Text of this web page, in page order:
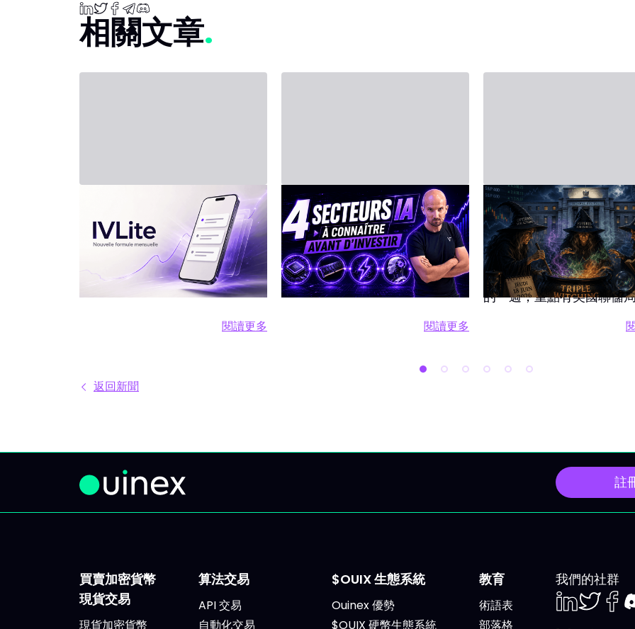
相關文章
新方案：IVLite
IVLite：IVT 精華推播通知，每月
僅需 29 歐元 簡明的投資方案、
行情簡報和回顧，直接傳送到你
的手機和電腦，無其他額外內
多。每天市場上有太多分析、互
看」，最後只能被動應對市場，
案，每月 29 歐元，只給你最重
要的內容：IVT 精華推播。 IVLite
究竟是什麼？ IVLite 就是獲得
IVT 推播通知的權限。純粹內
撰寫的清晰操作計畫、短中期簡
報與市場回顧。你打開資訊、閱
讀後，立即知道該注意什麼、關
閱讀更多閱讀更多 新方案：IVLite
2026年7月20日 - Third Party
投資人工智慧（AI）：
四大支柱
人工智慧是2026年市場的核心引
擎。但「一籃子買AI」這件事沒
什麼意義，在FOMO情緒下追高
往往很危險。 本文給你一個簡明
每根支柱三檔焦點股票，還有每
ETF：可涵蓋整個產業，避免踩錯
支柱你都能看到理由、工具、值
大腦 AI模型既無法訓練，也無法
運轉，若沒有強大算力。算力是
基礎，今年雲端巨頭的7500億美
閱讀更多閱讀更多 投資人工智慧（AI）：四大
2026年6月14日 - Third Party
2026年6月15日
股市週度日程：
儲、G7及三巫日
焦點
本週對投資者來說將是相
的一週，重點有美國聯儲
數據公布，以及可能加劇
2026年6月15日星期一：法
進展，這或會影響油價及
資者信心。 關注事項 G7
埃維昂整週舉行。 HPE
2026於拉斯維加斯揭幕，
Entertainment（PLAY）財
布。 Kardigan（KARD）
次公開招股。 多隻藍籌股
返回新聞
註
買賣加密貨幣
現貨交易
現貨加密貨幣
算法交易
API 交易
自動化交易
$OUIX 生態系統
Ouinex 優勢
$OUIX 硬幣生態系統
教育
術語表
部落格
我們的社群